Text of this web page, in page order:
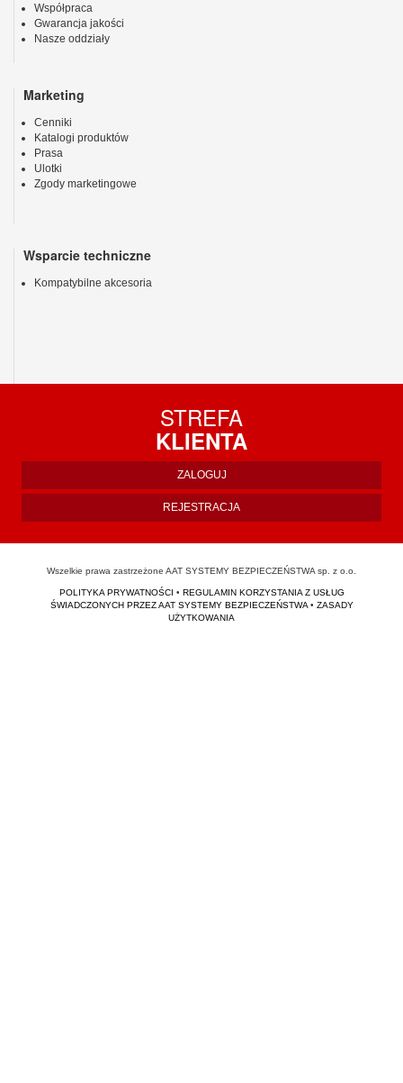
Współpraca
Gwarancja jakości
Nasze oddziały
Marketing
Cenniki
Katalogi produktów
Prasa
Ulotki
Zgody marketingowe
Wsparcie techniczne
Kompatybilne akcesoria
STREFA
KLIENTA
ZALOGUJ
REJESTRACJA
Wszelkie prawa zastrzeżone AAT SYSTEMY BEZPIECZEŃSTWA sp. z o.o.
POLITYKA PRYWATNOŚCI • REGULAMIN KORZYSTANIA Z USŁUG
ŚWIADCZONYCH PRZEZ AAT SYSTEMY BEZPIECZEŃSTWA• ZASADY
UŻYTKOWANIA